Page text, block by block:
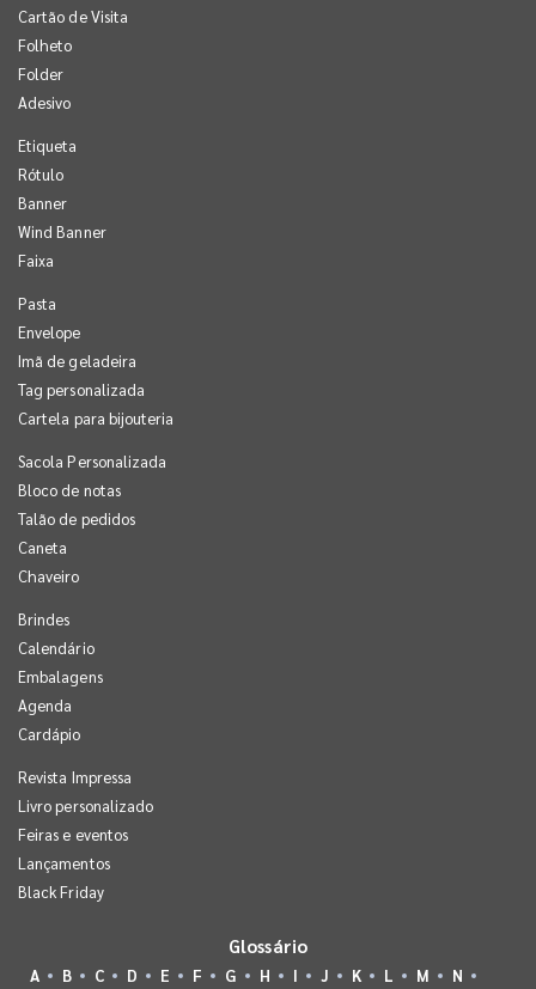
Cartão de Visita
Folheto
Folder
Adesivo
Etiqueta
Rótulo
Banner
Wind Banner
Faixa
Pasta
Envelope
Imã de geladeira
Tag personalizada
Cartela para bijouteria
Sacola Personalizada
Bloco de notas
Talão de pedidos
Caneta
Chaveiro
Brindes
Calendário
Embalagens
Agenda
Cardápio
Revista Impressa
Livro personalizado
Feiras e eventos
Lançamentos
Black Friday
Glossário
A B C D E F G H I J K L M N